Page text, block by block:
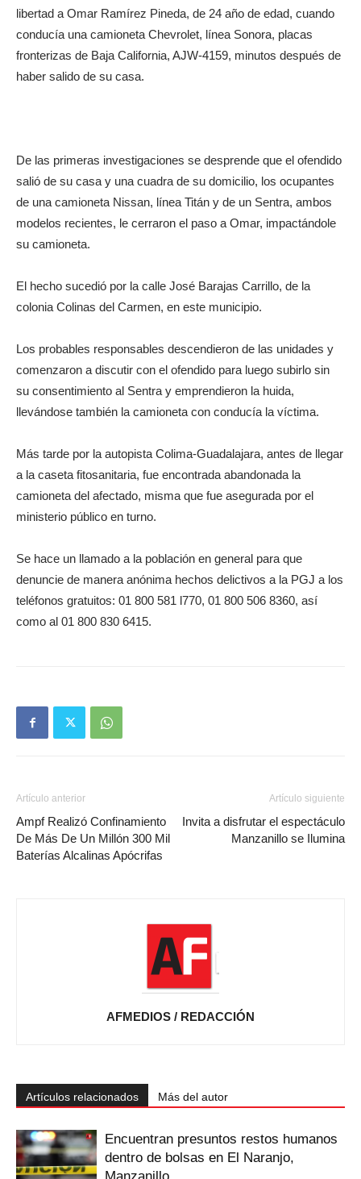
libertad a Omar Ramírez Pineda, de 24 año de edad, cuando
conducía una camioneta Chevrolet, línea Sonora, placas
fronterizas de Baja California, AJW-4159, minutos después de
haber salido de su casa.
De las primeras investigaciones se desprende que el ofendido
salió de su casa y una cuadra de su domicilio, los ocupantes
de una camioneta Nissan, línea Titán y de un Sentra, ambos
modelos recientes, le cerraron el paso a Omar, impactándole
su camioneta.
El hecho sucedió por la calle José Barajas Carrillo, de la
colonia Colinas del Carmen, en este municipio.
Los probables responsables descendieron de las unidades y
comenzaron a discutir con el ofendido para luego subirlo sin
su consentimiento al Sentra y emprendieron la huida,
llevándose también la camioneta con conducía la víctima.
Más tarde por la autopista Colima-Guadalajara, antes de llegar
a la caseta fitosanitaria, fue encontrada abandonada la
camioneta del afectado, misma que fue asegurada por el
ministerio público en turno.
Se hace un llamado a la población en general para que
denuncie de manera anónima hechos delictivos a la PGJ a los
teléfonos gratuitos: 01 800 581 l770, 01 800 506 8360, así
como al 01 800 830 6415.
Artículo anterior
Ampf Realizó Confinamiento
De Más De Un Millón 300 Mil
Baterías Alcalinas Apócrifas
Artículo siguiente
Invita a disfrutar el espectáculo
Manzanillo se Ilumina
AFMEDIOS / REDACCIÓN
Artículos relacionados Más del autor
Encuentran presuntos restos humanos
dentro de bolsas en El Naranjo,